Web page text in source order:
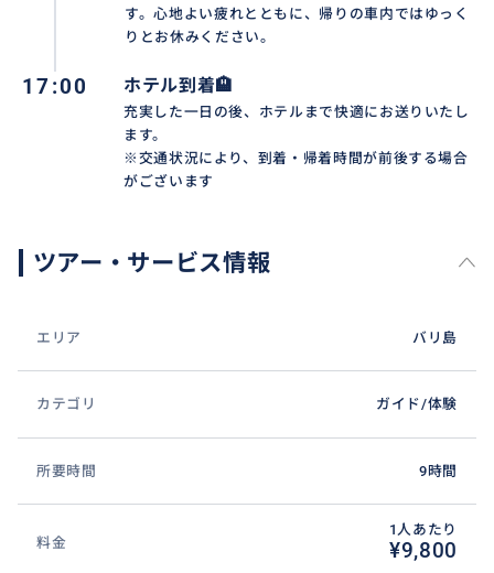
す。心地よい疲れとともに、帰りの車内ではゆっく
りとお休みください。
17:00 ホテル到着🏨
充実した一日の後、ホテルまで快適にお送りいたし
ます。
※交通状況により、到着・帰着時間が前後する場合
がございます
ツアー・サービス情報
エリア バリ島
カテゴリ ガイド/体験
所要時間 9時間
料金
1人あたり
¥9,800